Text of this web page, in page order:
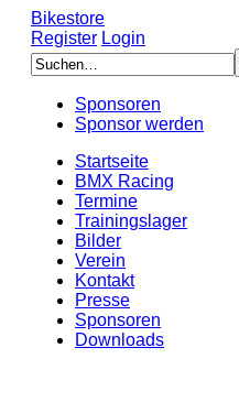
Bikestore
Register Login
Sponsoren
Sponsor werden
Startseite
BMX Racing
Termine
Trainingslager
Bilder
Verein
Kontakt
Presse
Sponsoren
Downloads